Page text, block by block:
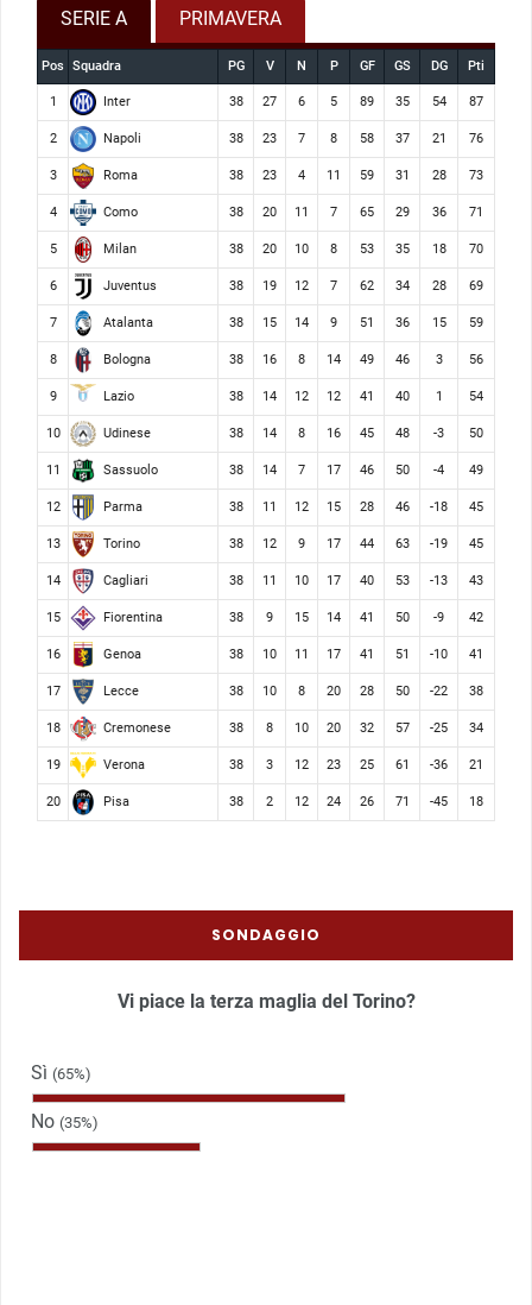
SERIE A PRIMAVERA
Pos Squadra PG V N P GF GS DG Pti
1 Inter 38 27 6 5 89 35 54 87
2 Napoli 38 23 7 8 58 37 21 76
3 Roma 38 23 4 11 59 31 28 73
4 Como 38 20 11 7 65 29 36 71
5 Milan 38 20 10 8 53 35 18 70
6 Juventus 38 19 12 7 62 34 28 69
7 Atalanta 38 15 14 9 51 36 15 59
8 Bologna 38 16 8 14 49 46 3 56
9 Lazio 38 14 12 12 41 40 1 54
10 Udinese 38 14 8 16 45 48 -3 50
11 Sassuolo 38 14 7 17 46 50 -4 49
12 Parma 38 11 12 15 28 46 -18 45
13 Torino 38 12 9 17 44 63 -19 45
14 Cagliari 38 11 10 17 40 53 -13 43
15 Fiorentina 38 9 15 14 41 50 -9 42
16 Genoa 38 10 11 17 41 51 -10 41
17 Lecce 38 10 8 20 28 50 -22 38
18 Cremonese 38 8 10 20 32 57 -25 34
19 Verona 38 3 12 23 25 61 -36 21
20 Pisa 38 2 12 24 26 71 -45 18
SONDAGGIO
Vi piace la terza maglia del Torino?
Sì (65%)
No (35%)